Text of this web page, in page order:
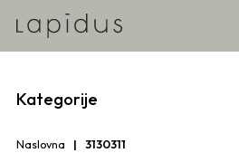
Kategorije
Naslovna 3130311